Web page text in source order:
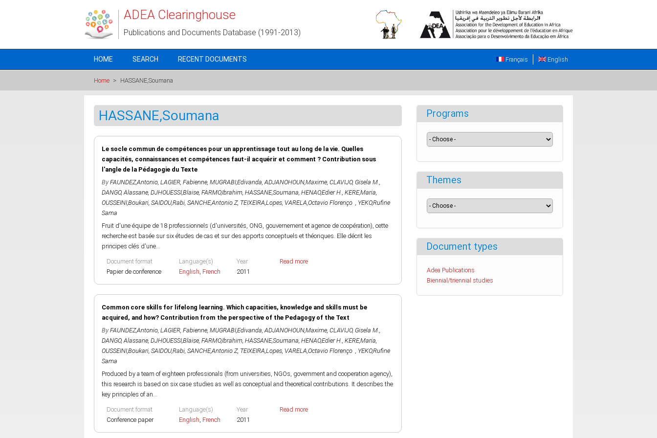
ADEA Clearinghouse
Publications and Documents Database (1991-2013)
HOME SEARCH RECENT DOCUMENTS English
Français
Home > HASSANE,Soumana
HASSANE,Soumana
Le socle commun de compétences pour un apprentissage tout au long de la vie. Quelles
capacités, connaissances et compétences faut-il acquérir et comment ? Contribution sous
l'angle de la Pédagogie du Texte
By FAUNDEZ,Antonio, LAGIER, Fabienne, MUGRABI,Edivanda,ADJANOHOUN,Maxime, CLAVIJO, Gisela M.,
DANGO, Alassane, DJHOUESSI,Blaise, FARMO,Ibrahim, HASSANE,Soumana, HENAO,Edier H., KERE,Maria,
OUSSEINI,Boukari, SAIDOU,Rabi, SANCHE,Antonio Z, TEIXEIRA,Lopes, VARELA,Octavio Florenço , YEKO,Rufine
Sama
Fruit d'une équipe de 18 professionnels (d'universités, ONG, gouvernement et agence de coopération), cette
recherche est basée sur six études de cas et sur des apports conceptuels et théoriques. Elle décrit les
principes clés d'une...
Document format
Papier de conference
Language(s)
English, French
Year
2011
Read more
Common core skills for lifelong learning. Which capacities, knowledge and skills must be
acquired, and how? Contribution from the perspective of the Pedagogy of the Text
By FAUNDEZ,Antonio, LAGIER, Fabienne, MUGRABI,Edivanda,ADJANOHOUN,Maxime, CLAVIJO, Gisela M.,
DANGO, Alassane, DJHOUESSI,Blaise, FARMO,Ibrahim, HASSANE,Soumana, HENAO,Edier H., KERE,Maria,
OUSSEINI,Boukari, SAIDOU,Rabi, SANCHE,Antonio Z, TEIXEIRA,Lopes, VARELA,Octavio Florenço , YEKO,Rufine
Sama
Produced by a team of eighteen professionals (from universities, NGOs, government and cooperation agency),
this research is based on six case studies as well as conceptual and theoretical contributions. It describes the
key principles of an...
Document format
Conference paper
Language(s)
English, French
Year
2011
Read more
Programs
Themes
Document types
Adea Publications
Biennial/triennial studies